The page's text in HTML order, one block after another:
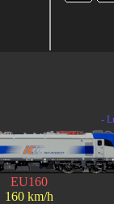
-
EU160
160 km/h